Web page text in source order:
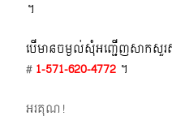
។​
បើមានចម្ងល់​សុំអញ្ជើញសាកសួរ
# 1-571-620-4772​ ។
អរគុណ!